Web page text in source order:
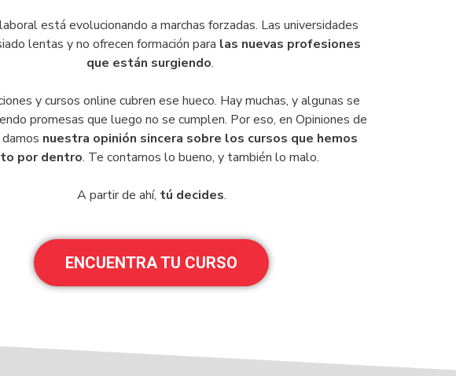
está evolucionando a marchas forzadas. Las universidades
lentas y no ofrecen formación para las nuevas profesiones
que están surgiendo.
y cursos online cubren ese hueco. Hay muchas, y algunas se
promesas que luego no se cumplen. Por eso, en Opiniones de
nuestra opinión sincera sobre los cursos que hemos
por dentro. Te contamos lo bueno, y también lo malo.
A partir de ahí, tú decides.
ENCUENTRA TU CURSO